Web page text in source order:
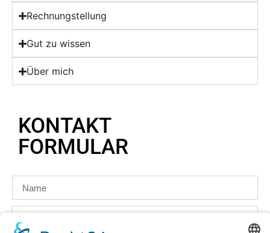
Rechnungstellung
Gut zu wissen
Über mich
KONTAKT
FORMULAR